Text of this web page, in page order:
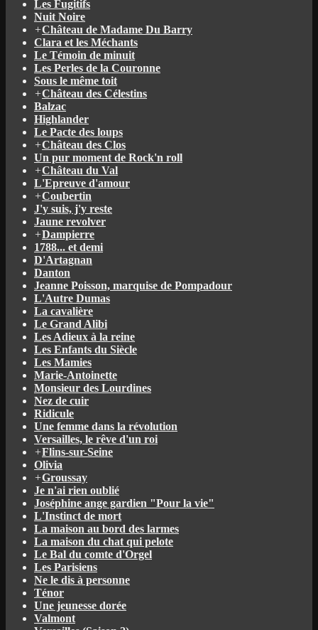
Les Fugitifs
Nuit Noire
+Château de Madame Du Barry
Clara et les Méchants
Le Témoin de minuit
Les Perles de la Couronne
Sous le même toit
+Château des Célestins
Balzac
Highlander
Le Pacte des loups
+Château des Clos
Un pur moment de Rock'n roll
+Château du Val
L'Epreuve d'amour
+Coubertin
J'y suis, j'y reste
Jaune revolver
+Dampierre
1788... et demi
D'Artagnan
Danton
Jeanne Poisson, marquise de Pompadour
L'Autre Dumas
La cavalière
Le Grand Alibi
Les Adieux à la reine
Les Enfants du Siècle
Les Mamies
Marie-Antoinette
Monsieur des Lourdines
Nez de cuir
Ridicule
Une femme dans la révolution
Versailles, le rêve d'un roi
+Flins-sur-Seine
Olivia
+Groussay
Je n'ai rien oublié
Joséphine ange gardien "Pour la vie"
L'Instinct de mort
La maison au bord des larmes
La maison du chat qui pelote
Le Bal du comte d'Orgel
Les Parisiens
Ne le dis à personne
Ténor
Une jeunesse dorée
Valmont